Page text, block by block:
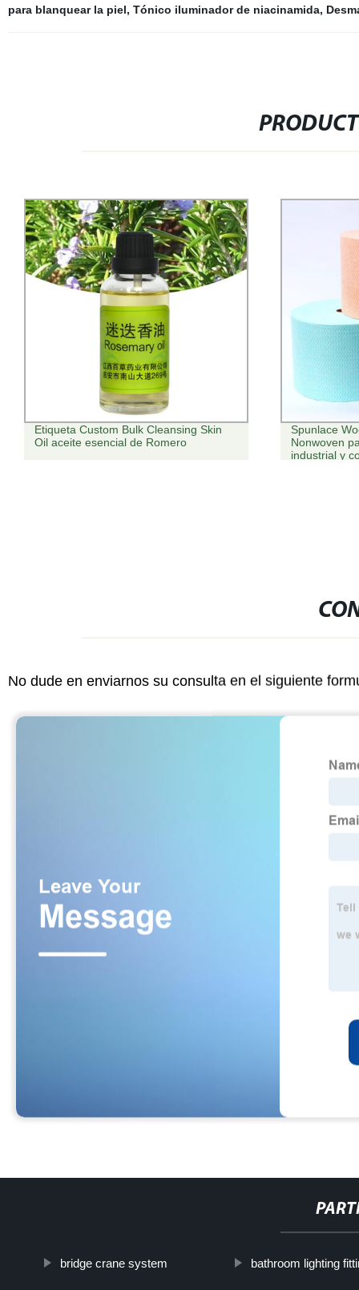
para blanquear la piel, Tónico iluminador de niacinamida,
Spunlace Woodpulp y poliéster
Nonwoven paños de limpieza para uso
Nuevo
se
Oligopeptide
No dude en enviarnos su consulta en el siguiente
bridge crane system bathroom lighting